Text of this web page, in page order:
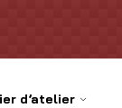
d’atelier